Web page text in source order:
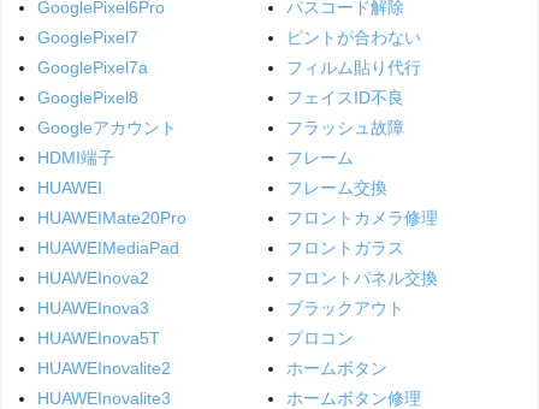
GooglePixel6Pro
GooglePixel7
GooglePixel7a
GooglePixel8
Googleアカウント
HDMI端子
HUAWEI
HUAWEIMate20Pro
HUAWEIMediaPad
HUAWEInova2
HUAWEInova3
HUAWEInova5T
HUAWEInovalite2
HUAWEInovalite3
パスコード解除
ピントが合わない
フィルム貼り代行
フェイスID不良
フラッシュ故障
フレーム
フレーム交換
フロントカメラ修理
フロントガラス
フロントパネル交換
ブラックアウト
プロコン
ホームボタン
ホームボタン修理